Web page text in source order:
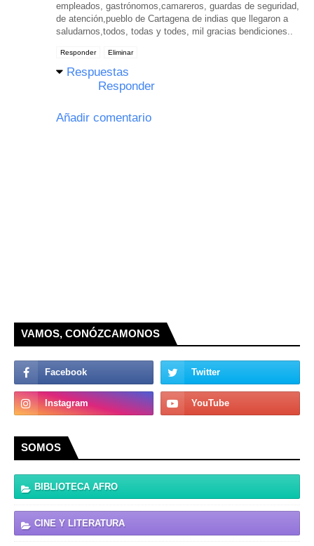
empleados, gastrónomos,camareros, guardas de seguridad,
de atención,pueblo de Cartagena de indias que llegaron a
saludarnos,todos, todas y todes, mil gracias bendiciones..
Responder Eliminar
Respuestas
Responder
Añadir comentario
VAMOS, CONÓZCAMONOS
SOMOS
BIBLIOTECA AFRO
CINE Y LITERATURA